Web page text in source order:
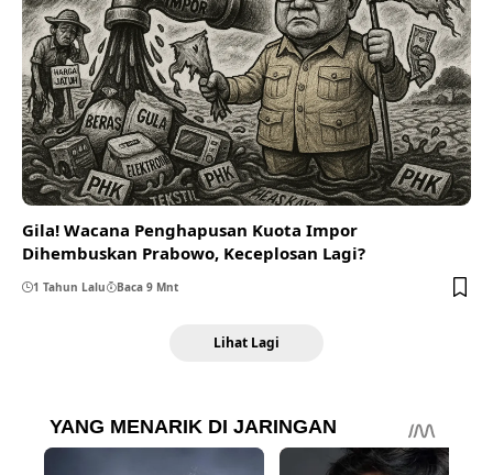
Gila! Wacana Penghapusan Kuota Impor
Dihembuskan Prabowo, Keceplosan Lagi?
1 Tahun Lalu Baca 9 Mnt
Lihat Lagi